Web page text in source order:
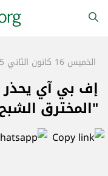
الخميس 16 كانون الثاني 2025 19:12:44
إف بي آي
"المخترق